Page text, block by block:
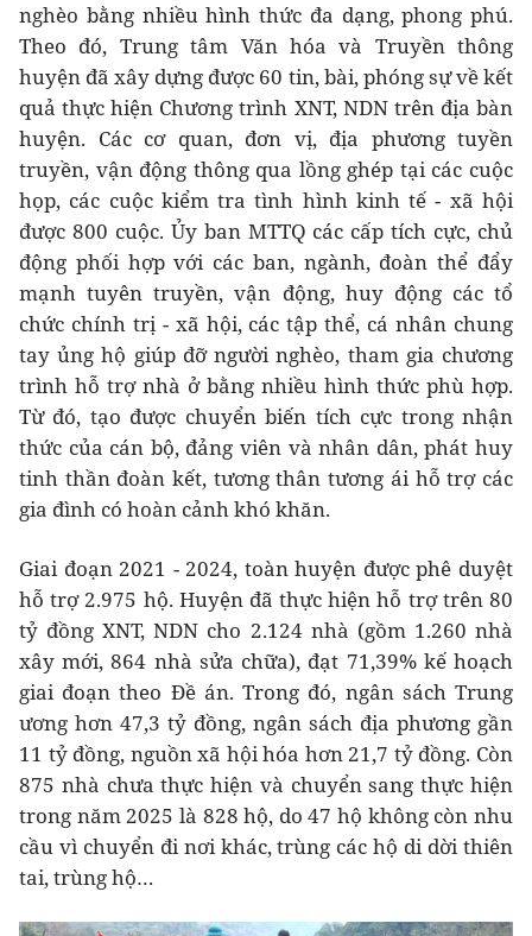
nghèo bằng nhiều hình thức đa dạng, phong phú.
Theo đó, Trung tâm Văn hóa và Truyền thông
huyện đã xây dựng được 60 tin, bài, phóng sự về kết
quả thực hiện Chương trình XNT, NDN trên địa bàn
huyện. Các cơ quan, đơn vị, địa phương tuyền
truyền, vận động thông qua lồng ghép tại các cuộc
họp, các cuộc kiểm tra tình hình kinh tế - xã hội
được 800 cuộc. Ủy ban MTTQ các cấp tích cực, chủ
động phối hợp với các ban, ngành, đoàn thể đẩy
mạnh tuyên truyền, vận động, huy động các tổ
chức chính trị - xã hội, các tập thể, cá nhân chung
tay ủng hộ giúp đỡ người nghèo, tham gia chương
trình hỗ trợ nhà ở bằng nhiều hình thức phù hợp.
Từ đó, tạo được chuyển biến tích cực trong nhận
thức của cán bộ, đảng viên và nhân dân, phát huy
tinh thần đoàn kết, tương thân tương ái hỗ trợ các
gia đình có hoàn cảnh khó khăn.
Giai đoạn 2021 - 2024, toàn huyện được phê duyệt
hỗ trợ 2.975 hộ. Huyện đã thực hiện hỗ trợ trên 80
tỷ đồng XNT, NDN cho 2.124 nhà (gồm 1.260 nhà
xây mới, 864 nhà sửa chữa), đạt 71,39% kế hoạch
giai đoạn theo Đề án. Trong đó, ngân sách Trung
ương hơn 47,3 tỷ đồng, ngân sách địa phương gần
11 tỷ đồng, nguồn xã hội hóa hơn 21,7 tỷ đồng. Còn
875 nhà chưa thực hiện và chuyển sang thực hiện
trong năm 2025 là 828 hộ, do 47 hộ không còn nhu
cầu vì chuyển đi nơi khác, trùng các hộ di dời thiên
tai, trùng hộ…